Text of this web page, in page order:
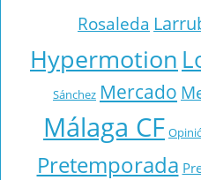
Rosaleda
Hypermotion
Sánchez Mercado
Málaga CF
Pretemporada